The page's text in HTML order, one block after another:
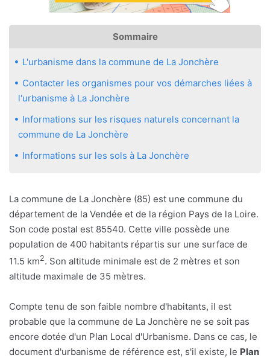
Sommaire
L'urbanisme dans la commune de La Jonchère
Contacter les organismes pour vos démarches liées à
l'urbanisme à La Jonchère
Informations sur les risques naturels concernant la
commune de La Jonchère
Informations sur les sols à La Jonchère
La commune de La Jonchère (85) est une commune du
département de la Vendée et de la région Pays de la Loire.
Son code postal est 85540. Cette ville possède une
population de 400 habitants répartis sur une surface de
11.5 km2. Son altitude minimale est de 2 mètres et son
altitude maximale de 35 mètres.
Compte tenu de son faible nombre d'habitants, il est
probable que la commune de La Jonchère ne se soit pas
encore dotée d'un Plan Local d'Urbanisme. Dans ce cas, le
document d'urbanisme de référence est, s'il existe, le Plan